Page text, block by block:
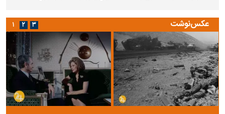
عکس‌نوشت ۱ ۲ ۳